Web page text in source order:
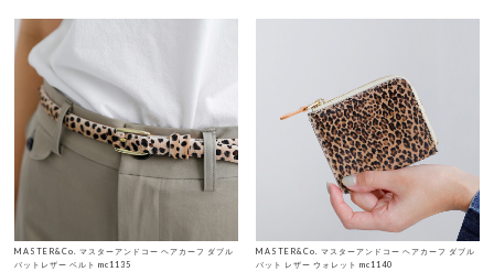
MASTER&Co. マスターアンドコー ヘアカーフ ダブル
バットレザー ベルト mc1135
MASTER&Co. マスターアンドコー ヘアカーフ ダブル
バット レザー ウォレット mc1140